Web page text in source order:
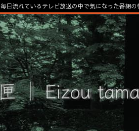
毎日流れているテレビ放送の中で気になった番組